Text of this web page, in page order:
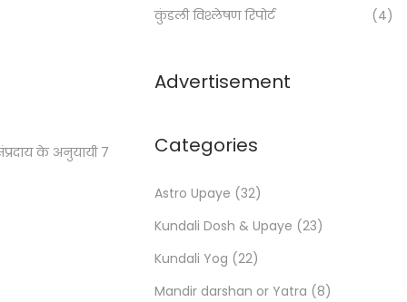
के अनुयायी 7
कुंडली विश्लेषण रिपोर्ट
(4)
Advertisement
Categories
Astro Upaye (32)
Kundali Dosh & Upaye (23)
Kundali Yog (22)
Mandir darshan or Yatra (8)